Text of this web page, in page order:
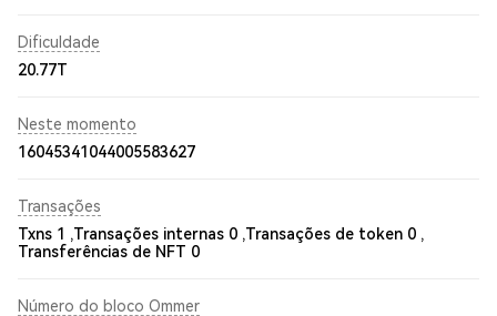
Dificuldade
20.77T
Neste momento
16045341044005583627
Transações
Txns 1 ,Transações internas 0 ,Transações de token 0 ,
Transferências de NFT 0
Número do bloco Ommer